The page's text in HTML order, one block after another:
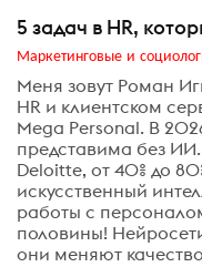
5 задач в HR,
Маркетинговые и
Меня зовут Роман
HR и клиентском
Mega Personal. В
представима без
Deloitte, от 40% до
искусственный
работы с
половины!
они меняют